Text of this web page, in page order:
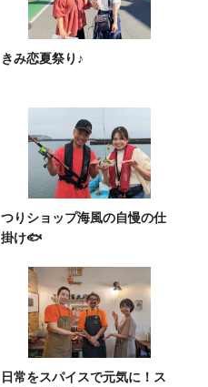
きみ恋夏祭り♪
つりショップ海風の自慢の仕
掛け🐟
日常をスパイスで元気に！ス